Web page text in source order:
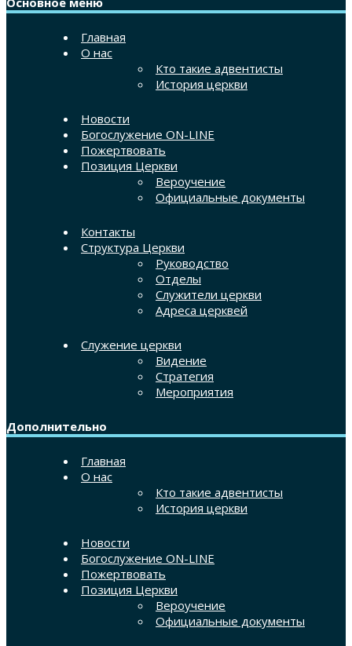
Главная
О нас
Кто такие адвентисты
История церкви
Новости
Богослужение ON-LINE
Пожертвовать
Позиция Церкви
Вероучение
Официальные документы
Контакты
Структура Церкви
Руководство
Отделы
Служители церкви
Адреса церквей
Служение церкви
Видение
Стратегия
Мероприятия
Дополнительно
Главная
О нас
Кто такие адвентисты
История церкви
Новости
Богослужение ON-LINE
Пожертвовать
Позиция Церкви
Вероучение
Официальные документы